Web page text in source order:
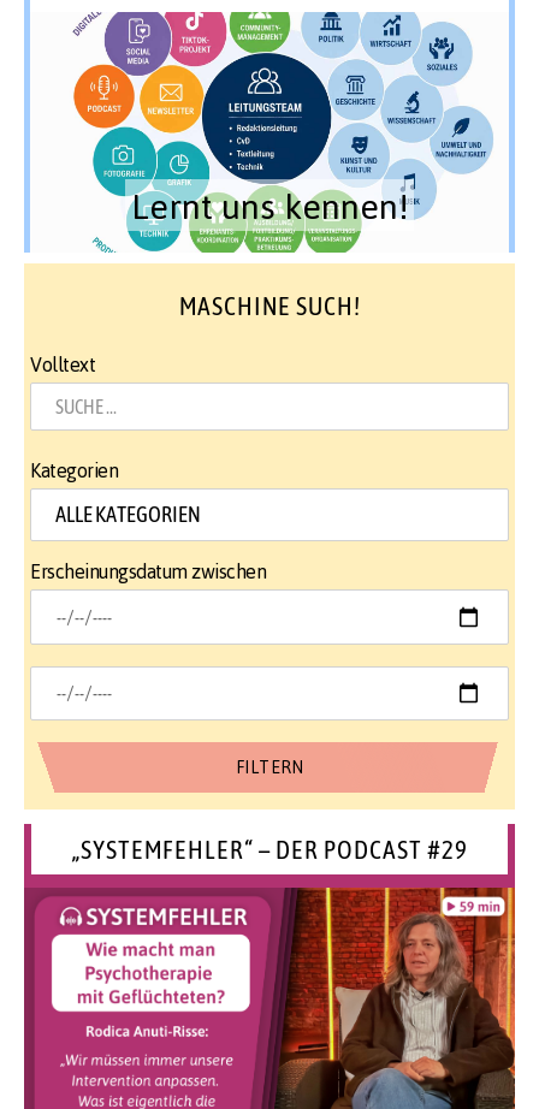
Lernt uns kennen!
MASCHINE SUCH!
Volltext
Kategorien
Erscheinungsdatum zwischen
„SYSTEMFEHLER“ – DER PODCAST #29